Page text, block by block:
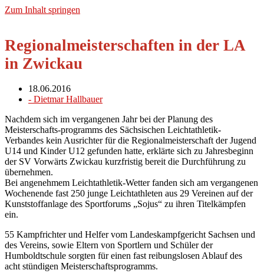
Zum Inhalt springen
Regionalmeisterschaften in der LA
in Zwickau
18.06.2016
- Dietmar Hallbauer
Nachdem sich im vergangenen Jahr bei der Planung des
Meisterschafts-programms des Sächsischen Leichtathletik-
Verbandes kein Ausrichter für die Regionalmeisterschaft der Jugend
U14 und Kinder U12 gefunden hatte, erklärte sich zu Jahresbeginn
der SV Vorwärts Zwickau kurzfristig bereit die Durchführung zu
übernehmen.
Bei angenehmem Leichtathletik-Wetter fanden sich am vergangenen
Wochenende fast 250 junge Leichtathleten aus 29 Vereinen auf der
Kunststoffanlage des Sportforums „Sojus“ zu ihren Titelkämpfen
ein.
55 Kampfrichter und Helfer vom Landeskampfgericht Sachsen und
des Vereins, sowie Eltern von Sportlern und Schüler der
Humboldtschule sorgten für einen fast reibungslosen Ablauf des
acht stündigen Meisterschaftsprogramms.